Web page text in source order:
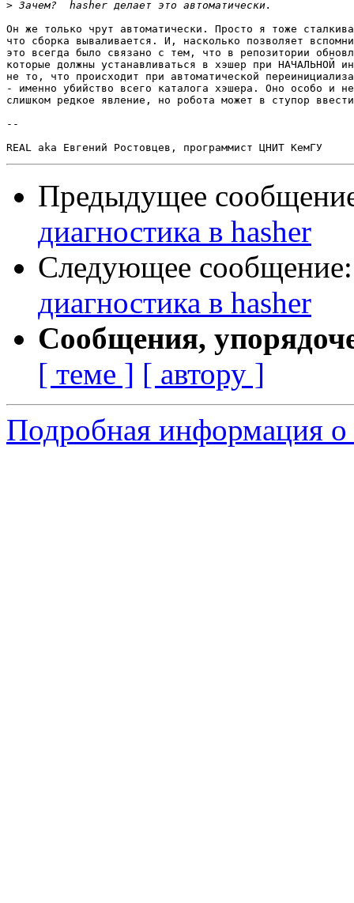
>
Он же только чрут автоматически. Просто я тоже
что сборка вываливается. И, насколько позволяет
это всегда было связано с тем, что в репозитории
которые должны устанавливаться в хэшер при НАЧАЛЬНОЙ
не то, что происходит при автоматической
- именно убийство всего каталога хэшера. Оно особо и
слишком редкое явление, но робота может в ступор
--
Предыдущее
диагностика в hasher
Следующее
диагностика в hasher
Сообщения,
[ теме ] [ автору ]
Подробная информация о